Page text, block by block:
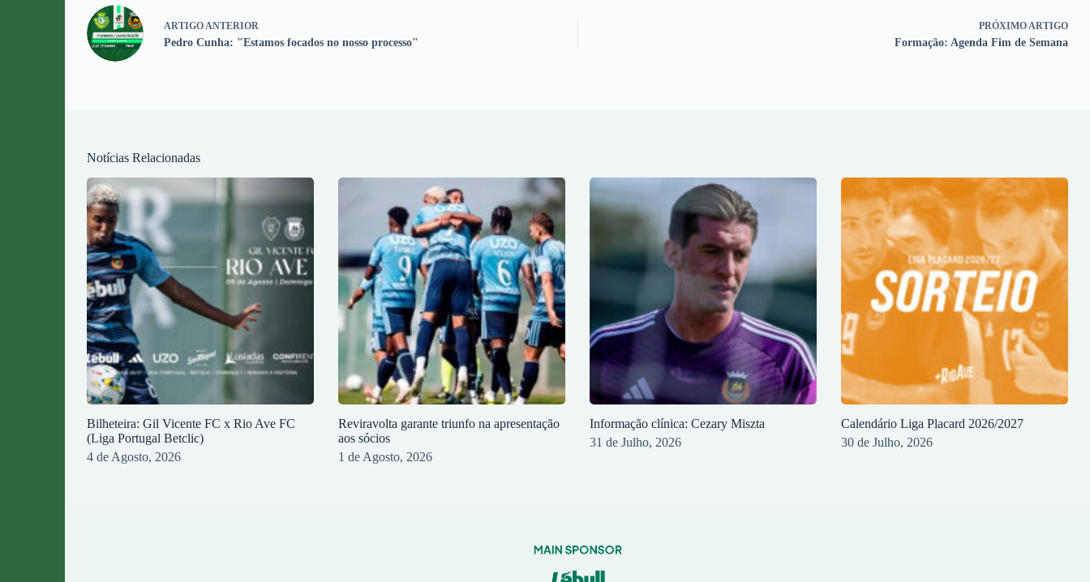
ARTIGO ANTERIOR
Pedro Cunha: "Estamos focados no nosso processo"
PRÓXIMO ARTIGO
Formação: Agenda Fim de Semana
Notícias Relacionadas
Bilheteira: Gil Vicente FC x Rio Ave FC
(Liga Portugal Betclic)
4 de Agosto, 2026
Reviravolta garante triunfo na apresentação
aos sócios
1 de Agosto, 2026
Informação clínica: Cezary Miszta
31 de Julho, 2026
Calendário Liga Placard 2026/2027
30 de Julho, 2026